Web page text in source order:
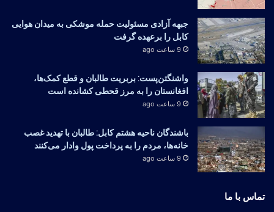
جبهه آزادی مسئولیت حمله موشکی به میدان هوایی
کابل را برعهده گرفت
9 ساعت ago
واشنگتن‌پست: بربریت طالبان و قطع کمک‌ها،
افغانستان را به مرز قحطی کشانده است
9 ساعت ago
باشندگان ناحیه هشتم کابل: طالبان با تهدید غصب
خانه‌ها، مردم را به پرداخت پول وادار می‌کنند
9 ساعت ago
تماس با ما